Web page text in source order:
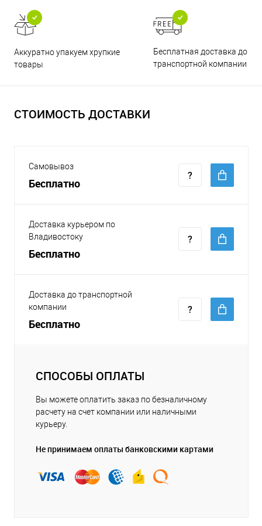
Аккуратно упакуем хрупкие
товары
Бесплатная доставка до
транспортной компании
СТОИМОСТЬ ДОСТАВКИ
Самовывоз
Бесплатно
Доставка курьером по
Владивостоку
Бесплатно
Доставка до транспортной
компании
Бесплатно
СПОСОБЫ ОПЛАТЫ
Вы можете оплатить заказ по безналичному
расчету на счет компании или наличными
курьеру.
Не принимаем оплаты банковскими картами